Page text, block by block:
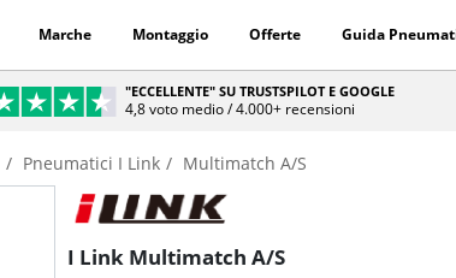
Marche Montaggio Offerte Guida
"ECCELLENTE" SU TRUSTSPILOT E GOOGLE
4,8 voto medio / 4.000+ recensioni
Pneumatici I Link Multimatch A/S
I Link Multimatch A/S